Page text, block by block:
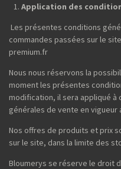
Application des
Les présentes conditions
commandes passées sur le
premium.fr
Nous nous réservons la
moment les présentes
modification, il sera appliqué à
générales de vente en vigueur
Nos offres de produits et prix
sur le site, dans la limite des
Bloumerys se réserve le droit